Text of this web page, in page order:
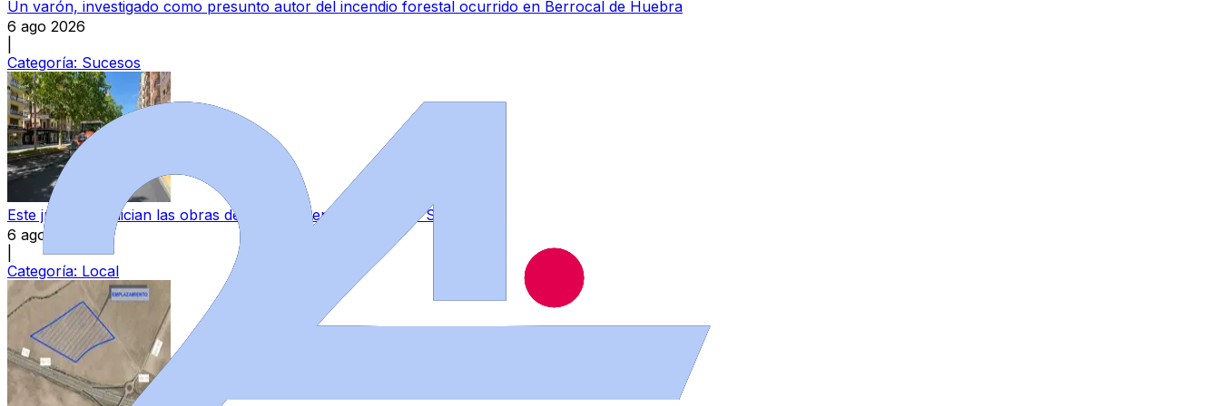
Un varón, investigado como presunto autor del incendio forestal ocurrido en Berrocal de Huebra
6 ago 2026
Categoría: Sucesos
Este jueves se inician las obras de asfaltado en once vías de Salamanca
6 ago 2026
Categoría: Local